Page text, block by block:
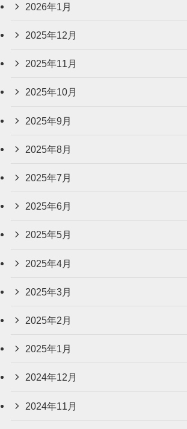
2026年1月
2025年12月
2025年11月
2025年10月
2025年9月
2025年8月
2025年7月
2025年6月
2025年5月
2025年4月
2025年3月
2025年2月
2025年1月
2024年12月
2024年11月